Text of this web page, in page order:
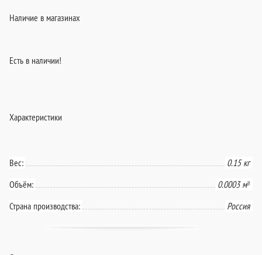
Наличие в магазинах
Есть в наличии!
Характеристики
Вес:
0.15 кг
Объём:
0.0003 м³
Страна производства:
Россия